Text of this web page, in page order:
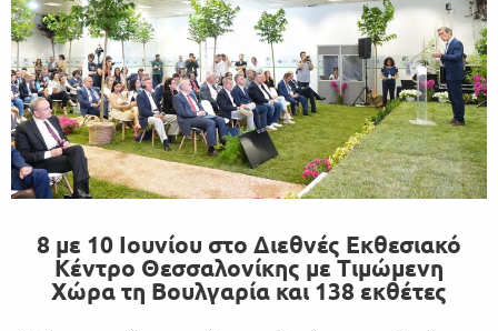
8 με 10 Ιουνίου στο Διεθνές Εκθεσιακό
Κέντρο Θεσσαλονίκης με Τιμώμενη
Χώρα τη Βουλγαρία και 138 εκθέτες